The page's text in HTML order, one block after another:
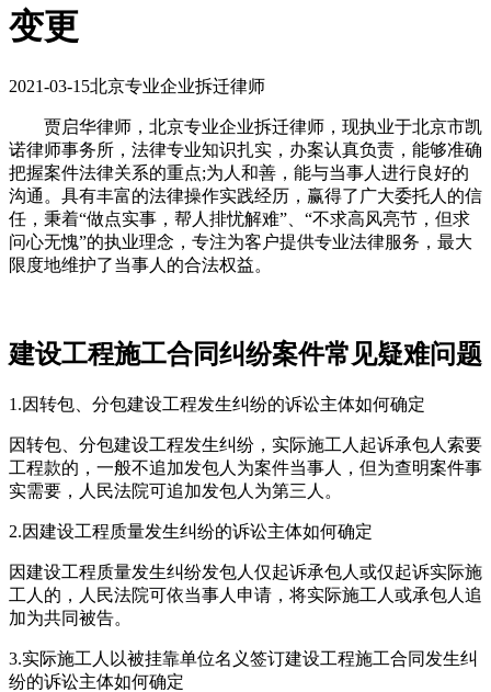
变更
2021-03-15北京专业企业拆迁律师
贾启华律师，北京专业企业拆迁律师，现执业于北京市凯
诺律师事务所，法律专业知识扎实，办案认真负责，能够准确
把握案件法律关系的重点;为人和善，能与当事人进行良好的
沟通。具有丰富的法律操作实践经历，赢得了广大委托人的信
任，秉着“做点实事，帮人排忧解难”、“不求高风亮节，但求
问心无愧”的执业理念，专注为客户提供专业法律服务，最大
限度地维护了当事人的合法权益。
建设工程施工合同纠纷案件常见疑难问题
1.因转包、分包建设工程发生纠纷的诉讼主体如何确定
因转包、分包建设工程发生纠纷，实际施工人起诉承包人索要
工程款的，一般不追加发包人为案件当事人，但为查明案件事
实需要，人民法院可追加发包人为第三人。
2.因建设工程质量发生纠纷的诉讼主体如何确定
因建设工程质量发生纠纷发包人仅起诉承包人或仅起诉实际施
工人的，人民法院可依当事人申请，将实际施工人或承包人追
加为共同被告。
3.实际施工人以被挂靠单位名义签订建设工程施工合同发生纠
纷的诉讼主体如何确定